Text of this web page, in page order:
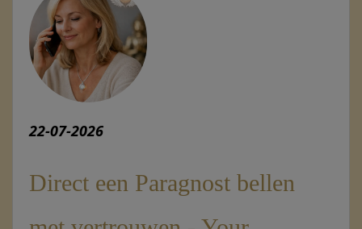
22-07-2026
Direct een Paragnost bellen